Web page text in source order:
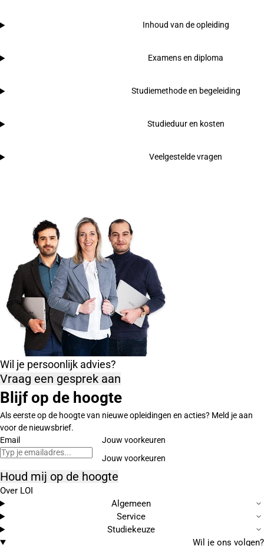
Inhoud van de opleiding
Examens en diploma
Studiemethode en begeleiding
Studieduur en kosten
Veelgestelde vragen
Wil je persoonlijk advies?
Vraag een gesprek aan
Blijf op de hoogte
Als eerste op de hoogte van nieuwe opleidingen en acties? Meld je aan
voor de nieuwsbrief.
Email
Jouw voorkeuren
Houd mij op de hoogte
Over LOI
Algemeen
Service
Studiekeuze
Wil je ons volgen?